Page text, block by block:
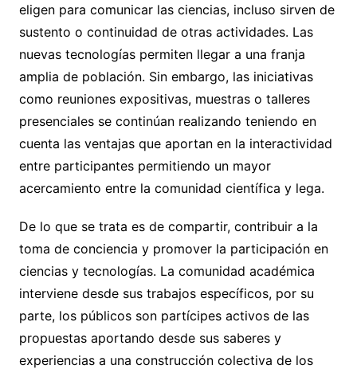
eligen para comunicar las ciencias, incluso sirven de
sustento o continuidad de otras actividades. Las
nuevas tecnologías permiten llegar a una franja
amplia de población. Sin embargo, las iniciativas
como reuniones expositivas, muestras o talleres
presenciales se continúan realizando teniendo en
cuenta las ventajas que aportan en la interactividad
entre participantes permitiendo un mayor
acercamiento entre la comunidad científica y lega.
De lo que se trata es de compartir, contribuir a la
toma de conciencia y promover la participación en
ciencias y tecnologías. La comunidad académica
interviene desde sus trabajos específicos, por su
parte, los públicos son partícipes activos de las
propuestas aportando desde sus saberes y
experiencias a una construcción colectiva de los